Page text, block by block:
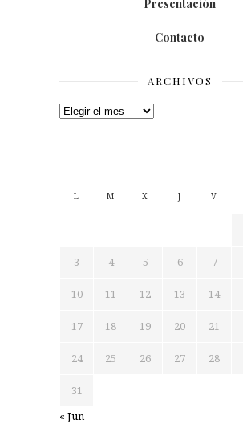
Presentación
Contacto
ARCHIVOS
Archivos
L M X J V
3 4 5 6 7
10 11 12 13 14
17 18 19 20 21
24 25 26 27 28
31
« Jun